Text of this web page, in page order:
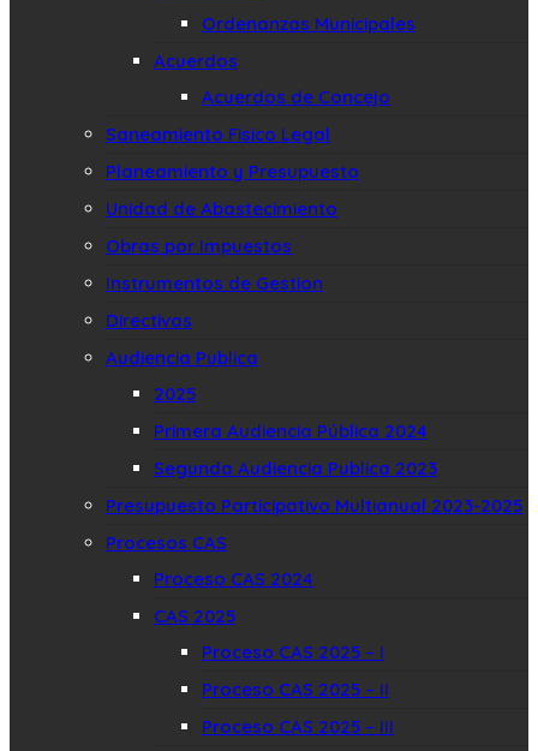
Ordenanzas Municipales
Acuerdos
Acuerdos de Concejo
Saneamiento Fisico Legal
Planeamiento y Presupuesto
Unidad de Abastecimiento
Obras por Impuestos
Instrumentos de Gestion
Directivas
Audiencia Publica
2025
Primera Audiencia Pública 2024
Segunda Audiencia Publica 2023
Presupuesto Participativo Multianual 2023-2025
Procesos CAS
Proceso CAS 2024
CAS 2025
Proceso CAS 2025 – I
Proceso CAS 2025 – II
Proceso CAS 2025 – III